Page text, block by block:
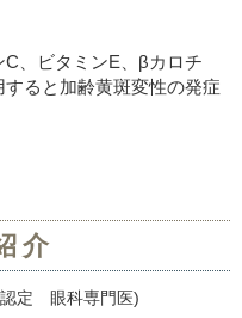
、ビタミンE、βカロチ
ると加齢黄斑変性の発症
介
認定 眼科専門医)